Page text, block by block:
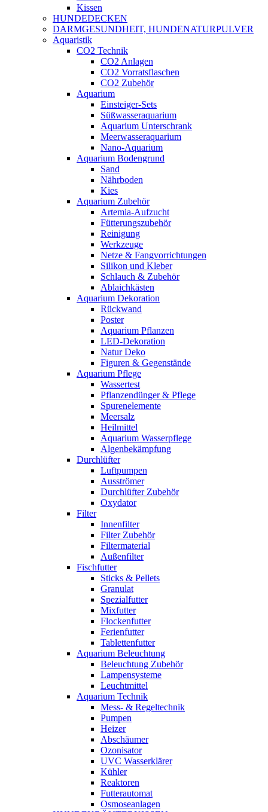
Kissen
HUNDEDECKEN
DARMGESUNDHEIT, HUNDENATURPULVER
Aquaristik
CO2 Technik
CO2 Anlagen
CO2 Vorratsflaschen
CO2 Zubehör
Aquarium
Einsteiger-Sets
Süßwasseraquarium
Aquarium Unterschrank
Meerwasseraquarium
Nano-Aquarium
Aquarium Bodengrund
Sand
Nährboden
Kies
Aquarium Zubehör
Artemia-Aufzucht
Fütterungszubehör
Reinigung
Werkzeuge
Netze & Fangvorrichtungen
Silikon und Kleber
Schlauch & Zubehör
Ablaichkästen
Aquarium Dekoration
Rückwand
Poster
Aquarium Pflanzen
LED-Dekoration
Natur Deko
Figuren & Gegenstände
Aquarium Pflege
Wassertest
Pflanzendünger & Pflege
Spurenelemente
Meersalz
Heilmittel
Aquarium Wasserpflege
Algenbekämpfung
Durchlüfter
Luftpumpen
Ausströmer
Durchlüfter Zubehör
Oxydator
Filter
Innenfilter
Filter Zubehör
Filtermaterial
Außenfilter
Fischfutter
Sticks & Pellets
Granulat
Spezialfutter
Mixfutter
Flockenfutter
Ferienfutter
Tablettenfutter
Aquarium Beleuchtung
Beleuchtung Zubehör
Lampensysteme
Leuchtmittel
Aquarium Technik
Mess- & Regeltechnik
Pumpen
Heizer
Abschäumer
Ozonisator
UVC Wasserklärer
Kühler
Reaktoren
Futterautomat
Osmoseanlagen